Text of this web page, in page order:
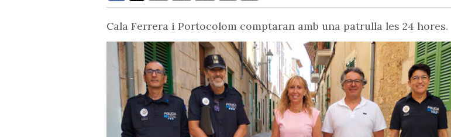
Cala Ferrera i Portocolom comptaran amb una patrulla les 24 hores.